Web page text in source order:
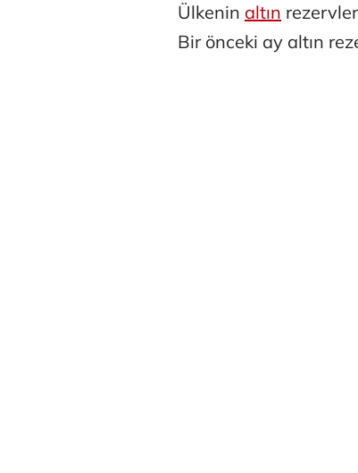
Ülkenin altın
Bir önceki ay altın